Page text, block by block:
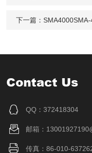
下一篇： SMA4000SMA-4000微量分光
Contact Us
QQ：372418304
邮箱：
传真：86-010-